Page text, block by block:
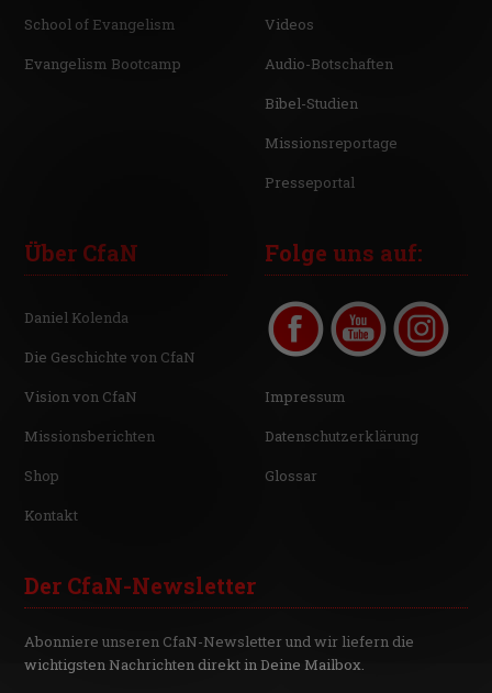
School of Evangelism
Evangelism Bootcamp
Videos
Audio-Botschaften
Bibel-Studien
Missionsreportage
Presseportal
Über CfaN
Daniel Kolenda
Die Geschichte von CfaN
Vision von CfaN
Missionsberichten
Shop
Kontakt
Folge uns auf:
Impressum
Datenschutzerklärung
Glossar
Der CfaN-Newsletter
Abonniere unseren CfaN-Newsletter und wir liefern die
wichtigsten Nachrichten direkt in Deine Mailbox.